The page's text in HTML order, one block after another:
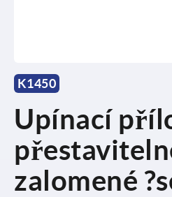
K1450
Upínací
zalomené